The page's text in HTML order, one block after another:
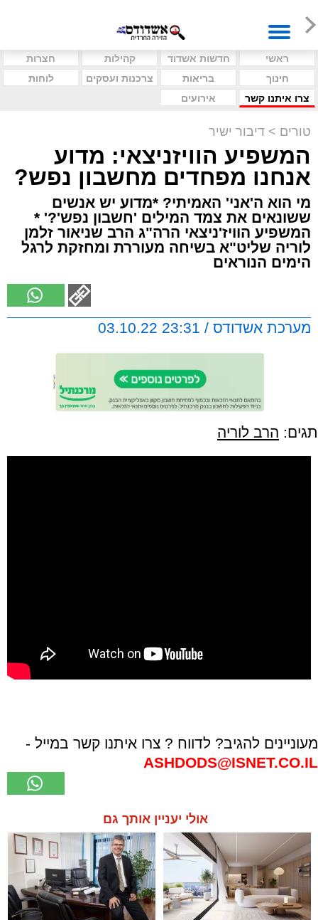
ראשי חדשות אשדוד קהילות
חצרות
חינוך
בריאות צרכנות ועסקים
לוחות
צרו איתנו קשר
אירועים
טורים > דיבור ישיר
המשפיע הוויזניצאי: מדוע
אנחנו מפחדים מחשבון נפש?
מי הוא ה'אני' האמיתי? *מדוע יש אנשים
ששונאים את צמד המילים 'חשבון נפש'?' *
המשפיע הוויז'ניצאי הרה"ג הרב שניאור זלמן
לוריה שליט"א בשיחה מעוררת ומחזקת לרגל
הימים הנוראים
מערכת אשדודס / 23:31 03.10.22
תגים: הרב לוריה
מעוניינים להגיב? לדווח ? צרו איתנו קשר במייל -
ASHDODS@ISNET.CO.IL
אולי יעניין אותך גם